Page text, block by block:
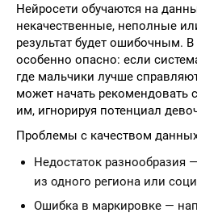
Нейросети обучаются на
некачественные, неполные
результат будет ошибочным.
особенно опасно: если
где мальчики лучше
может начать рекомендовать
им, игнорируя потенциал
Проблемы с качеством
Недостаток разнообразия
из одного региона или
Ошибка в маркировке —